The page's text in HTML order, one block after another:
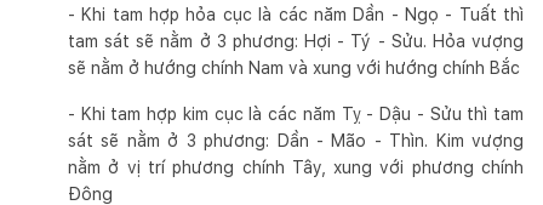
- Khi tam hợp hỏa cục là các năm Dần - Ngọ - Tuất thì
tam sát sẽ nằm ở 3 phương: Hợi - Tý - Sửu. Hỏa vượng
sẽ nằm ở hướng chính Nam và xung với hướng chính Bắc
- Khi tam hợp kim cục là các năm Tỵ - Dậu - Sửu thì tam
sát sẽ nằm ở 3 phương: Dần - Mão - Thìn. Kim vượng
nằm ở vị trí phương chính Tây, xung với phương chính
Đông